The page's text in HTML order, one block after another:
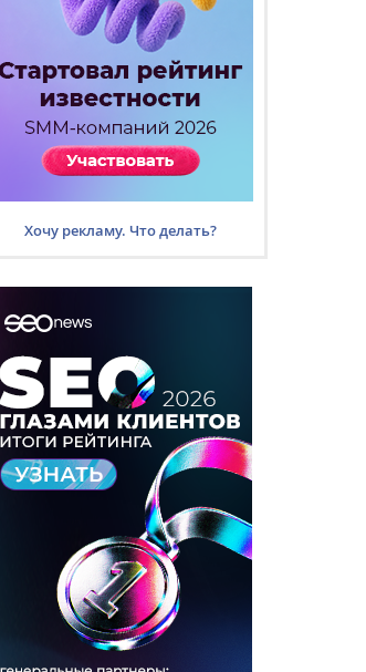
Хочу рекламу. Что делать?